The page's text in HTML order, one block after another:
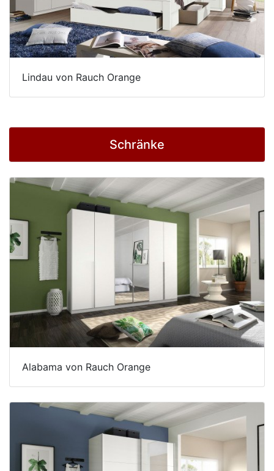
Lindau von Rauch Orange
Schränke
Alabama von Rauch Orange